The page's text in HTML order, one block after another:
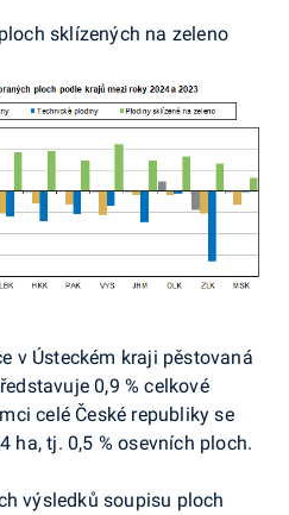
sklízených na zeleno
v Ústeckém kraji pěstovaná
0,9 % celkové
celé České republiky se
ha, tj. 0,5 % osevních ploch.
výsledků soupisu ploch